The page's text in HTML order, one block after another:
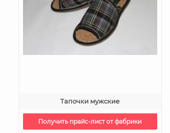
Тапочки мужские
Получить прайс-лист от фабрики